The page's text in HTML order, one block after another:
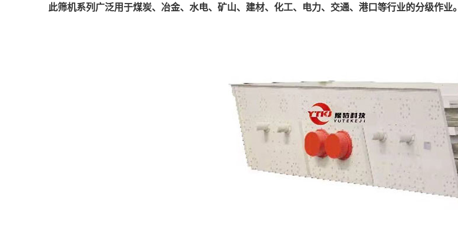
此筛机系列广泛用于煤炭、冶金、水电、矿山、建材、化工、电力、交通、港口等行业的分级作业。